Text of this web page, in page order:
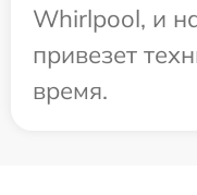
Whirlpool, и
привезет
время.